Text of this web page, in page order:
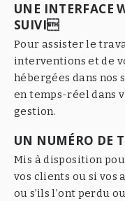
UNE INTERFACE
SUIVI
Pour assister le
interventions et de
hébergées dans nos
en temps-réel dans
gestion.
UN NUMÉRO DE
Mis à disposition
vos clients ou si vos
ou s’ils l’ont perdu